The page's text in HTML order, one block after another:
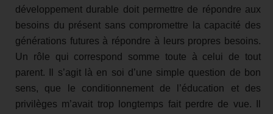
développement durable doit permettre de répondre aux
besoins du présent sans compromettre la capacité des
générations futures à répondre à leurs propres besoins.
Un rôle qui correspond somme toute à celui de tout
parent. Il s’agit là en soi d’une simple question de bon
sens, que le conditionnement de l’éducation et des
privilèges m’avait trop longtemps fait perdre de vue. Il